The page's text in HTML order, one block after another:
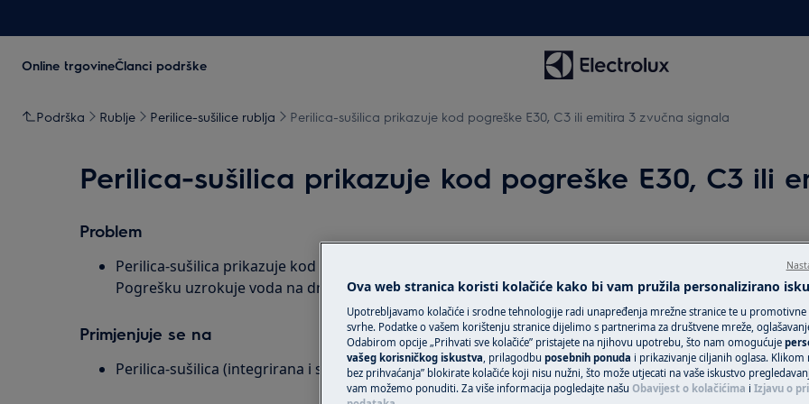
Online trgovineČlanci podrške
Podrška Rublje Perilice-sušilice rublja Perilica-sušilica prikazuje kod pogreške E30, C3 ili emitira 3 zvučna signala
Perilica-sušilica prikazuje kod pogreške E30, C3 ili
Problem
Perilica-sušilica prikazuje kod pogreške E30, C3 ili emitira 3 zvučna signala.
Pogrešku uzrokuje voda na dnu perilice ili u perilici.
Primjenjuje se na
Perilica-sušilica (integrirana i samostojeća)
Zatražite
Povjerite svoj
tehničarima i
uslugu za svoj
uslugu „Fiksna
uređaje van
Ova web stranica koristi kolačiće kako bi vam pružila personalizirano
Upotrebljavamo kolačiće i srodne tehnologije radi unapređenja mrežne stranice te u
svrhe. Podatke o vašem korištenju stranice dijelimo s partnerima za društvene mreže,
Odabirom opcije „Prihvati sve kolačiće” pristajete na njihovu upotrebu, što nam omogućuje
vašeg korisničkog iskustva , prilagodbu posebnih ponuda i prikazivanje ciljanih oglasa. Klikom
bez prihvaćanja” blokirate kolačiće koji nisu nužni, što može utjecati na vaše iskustvo
vam možemo ponuditi. Za više informacija pogledajte našu Obavijest o kolačićima i Izjavu o